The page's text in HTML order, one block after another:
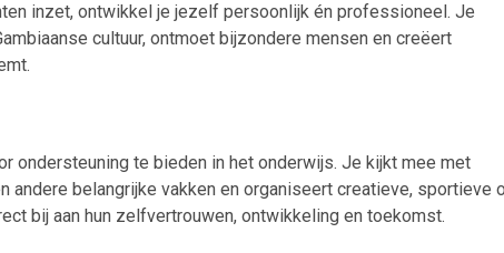
inzet, ontwikkel je jezelf persoonlijk én professioneel. Je
cultuur, ontmoet bijzondere mensen en creëert
ondersteuning te bieden in het onderwijs. Je kijkt mee met
andere belangrijke vakken en organiseert creatieve, sportieve
bij aan hun zelfvertrouwen, ontwikkeling en toekomst.